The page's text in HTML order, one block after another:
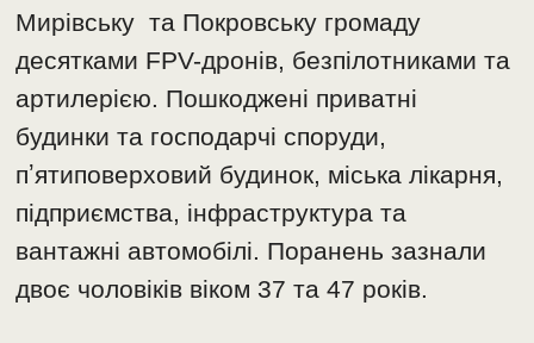
Мирівську та Покровську громаду
десятками FPV-дронів, безпілотниками та
артилерією. Пошкоджені приватні
будинки та господарчі споруди,
пʼятиповерховий будинок, міська лікарня,
підприємства, інфраструктура та
вантажні автомобілі. Поранень зазнали
двоє чоловіків віком 37 та 47 років.